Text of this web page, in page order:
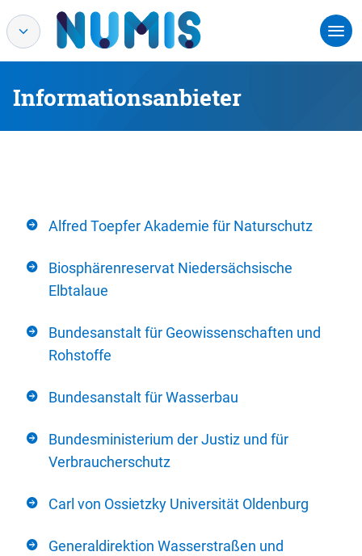
Informationsanbieter
Alfred Toepfer Akademie für Naturschutz
Biosphärenreservat Niedersächsische
Elbtalaue
Bundesanstalt für Geowissenschaften und
Rohstoffe
Bundesanstalt für Wasserbau
Bundesministerium der Justiz und für
Verbraucherschutz
Carl von Ossietzky Universität Oldenburg
Generaldirektion Wasserstraßen und